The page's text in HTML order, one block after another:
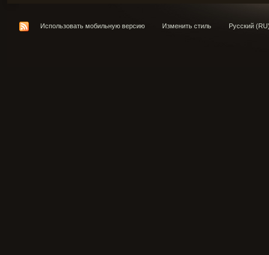
Использовать мобильную версию Изменить стиль Русский